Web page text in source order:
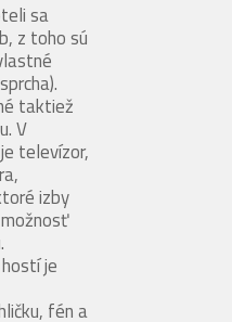
sa
z toho sú
taktiež
V
televízor,
izby
je
fén a